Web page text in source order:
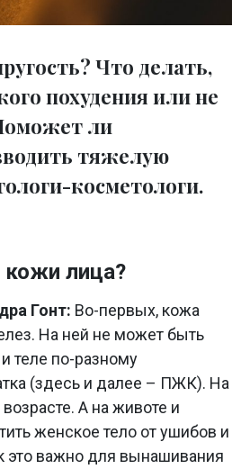
Что делать,
похудения или не
ли
тяжелую
косметологи.
кожи лица?
Гонт: Во-первых, кожа
На ней не может быть
теле по-разному
(здесь и далее – ПЖК). На
А на животе и
женское тело от ушибов и
это важно для вынашивания